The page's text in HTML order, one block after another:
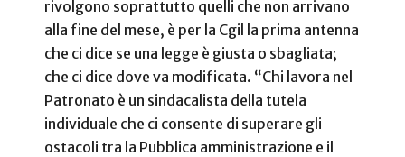
rivolgono soprattutto quelli che non arrivano
alla fine del mese, è per la Cgil la prima antenna
che ci dice se una legge è giusta o sbagliata;
che ci dice dove va modificata. “Chi lavora nel
Patronato è un sindacalista della tutela
individuale che ci consente di superare gli
ostacoli tra la Pubblica amministrazione e il